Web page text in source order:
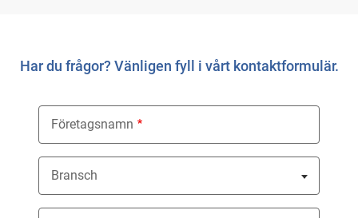
Har du frågor? Vänligen fyll i vårt kontaktformulär.
Företagsnamn
Bransch
Nothing selected